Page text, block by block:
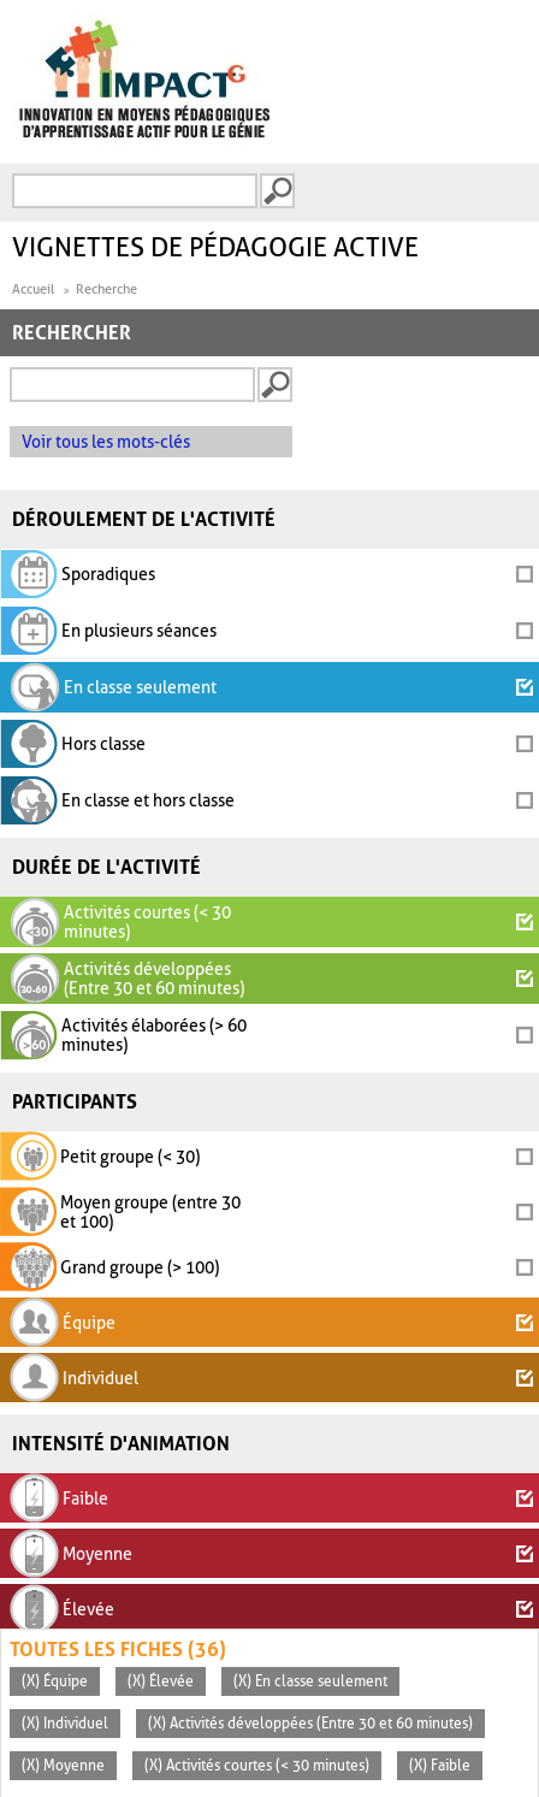
FORMULAIRE DE
VIGNETTES DE PÉDAGOGIE ACTIVE
Accueil Recherche
RECHERCHER
Voir tous les mots-clés
DÉROULEMENT DE L'ACTIVITÉ
Sporadiques
En plusieurs séances
En classe seulement
Hors classe
En classe et hors classe
DURÉE DE L'ACTIVITÉ
Activités courtes (< 30
minutes)
Activités développées
(Entre 30 et 60 minutes)
Activités élaborées (> 60
minutes)
PARTICIPANTS
Petit groupe (< 30)
Moyen groupe (entre 30
et 100)
Grand groupe (> 100)
Équipe
Individuel
INTENSITÉ D'ANIMATION
Faible
Moyenne
Élevée
TOUTES LES FICHES (36)
(X) Équipe (X) Élevée (X) En classe seulement
(X) Individuel (X) Activités développées (Entre 30 et 60 minutes)
(X) Moyenne (X) Activités courtes (< 30 minutes) (X) Faible